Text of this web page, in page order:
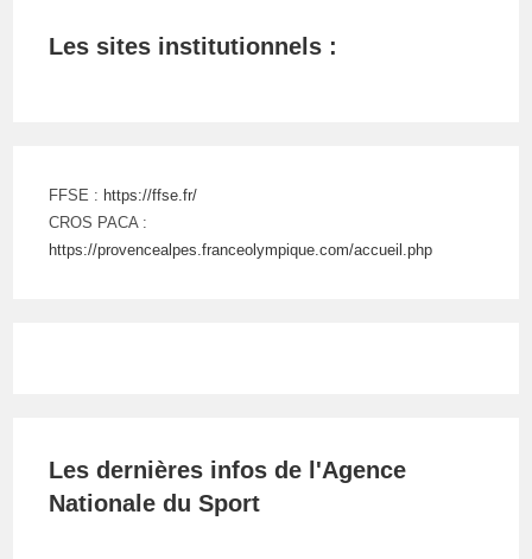
Les sites institutionnels :
FFSE : https://ffse.fr/
CROS PACA :
https://provencealpes.franceolympique.com/accueil.php
Les dernières infos de l'Agence
Nationale du Sport